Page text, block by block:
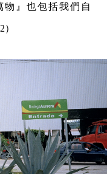
』也包括我們自